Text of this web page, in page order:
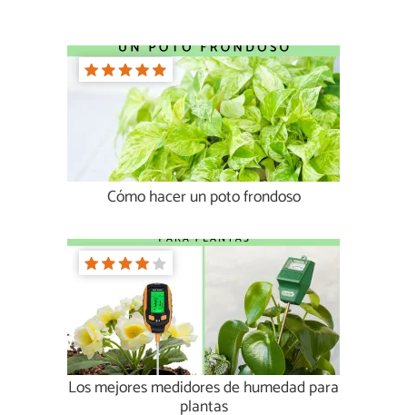
Cómo hacer un poto frondoso
Los mejores medidores de humedad para
plantas